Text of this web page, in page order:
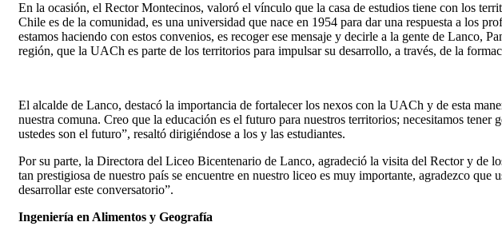
En la ocasión, el Rector Montecinos, valoró el vínculo que la casa de estudios tiene con los
Chile es de la comunidad, es una universidad que nace en 1954 para dar una respuesta a los
estamos haciendo con estos convenios, es recoger ese mensaje y decirle a la gente de Lanco,
región, que la UACh es parte de los territorios para impulsar su desarrollo, a través, de la
El alcalde de Lanco, destacó la importancia de fortalecer los nexos con la UACh y de esta
nuestra comuna. Creo que la educación es el futuro para nuestros territorios; necesitamos
ustedes son el futuro”, resaltó dirigiéndose a los y las estudiantes.
Por su parte, la Directora del Liceo Bicentenario de Lanco, agradeció la visita del Rector y de
tan prestigiosa de nuestro país se encuentre en nuestro liceo es muy importante, agradezco que
desarrollar este conversatorio”.
Ingeniería en Alimentos y Geografía